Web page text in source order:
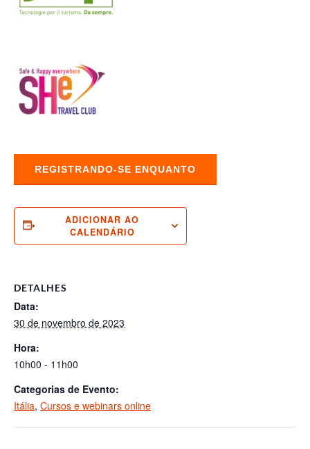
REGISTRANDO-SE ENQUANTO
ADICIONAR AO
CALENDÁRIO
DETALHES
Data:
30 de novembro de 2023
Hora:
10h00 - 11h00
Categorias de Evento:
Itália, Cursos e webinars online